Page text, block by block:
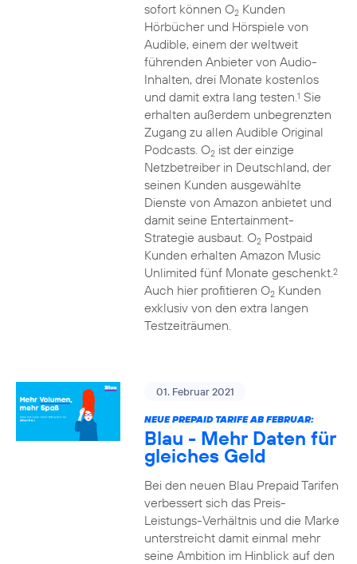
sofort können O2Kunden
Hörbücher und Hörspiele von
Audible, einem der weltweit
führenden Anbieter von Audio-
Inhalten, drei Monate kostenlos
und damit extra lang testen.1 Sie
erhalten außerdem unbegrenzten
Zugang zu allen Audible Original
Podcasts. O2ist der einzige
Netzbetreiber in Deutschland, der
seinen Kunden ausgewählte
Dienste von Amazon anbietet und
damit seine Entertainment-
Strategie ausbaut. O2Postpaid
Kunden erhalten Amazon Music
Unlimited fünf Monate geschenkt.2
Auch hier profitieren O2Kunden
exklusiv von den extra langen
Testzeiträumen.
01. Februar 2021
NEUE PREPAID TARIFE AB FEBRUAR:
Blau - Mehr Daten für
gleiches Geld
Bei den neuen Blau Prepaid Tarifen
verbessert sich das Preis-
Leistungs-Verhältnis und die Marke
unterstreicht damit einmal mehr
seine Ambition im Hinblick auf den